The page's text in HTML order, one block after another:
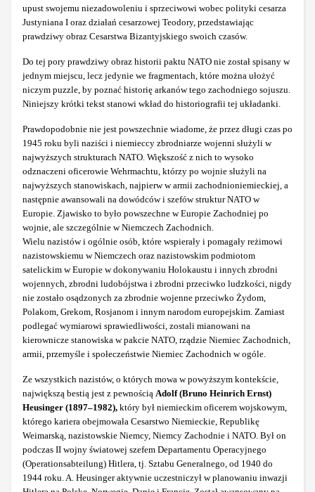
upust swojemu niezadowoleniu i sprzeciwowi wobec polityki cesarza
Justyniana I oraz działań cesarzowej Teodory, przedstawiając
prawdziwy obraz Cesarstwa Bizantyjskiego swoich czasów.
Do tej pory prawdziwy obraz historii paktu NATO nie został spisany w
jednym miejscu, lecz jedynie we fragmentach, które można ułożyć
niczym puzzle, by poznać historię arkanów tego zachodniego sojuszu.
Niniejszy krótki tekst stanowi wkład do historiografii tej układanki.
Prawdopodobnie nie jest powszechnie wiadome, że przez długi czas po
1945 roku byli naziści i niemieccy zbrodniarze wojenni służyli w
najwyższych strukturach NATO. Większość z nich to wysoko
odznaczeni oficerowie Wehrmachtu, którzy po wojnie służyli na
najwyższych stanowiskach, najpierw w armii zachodnioniemieckiej, a
następnie awansowali na dowódców i szefów struktur NATO w
Europie. Zjawisko to było powszechne w Europie Zachodniej po
wojnie, ale szczególnie w Niemczech Zachodnich.
Wielu nazistów i ogólnie osób, które wspierały i pomagały reżimowi
nazistowskiemu w Niemczech oraz nazistowskim podmiotom
satelickim w Europie w dokonywaniu Holokaustu i innych zbrodni
wojennych, zbrodni ludobójstwa i zbrodni przeciwko ludzkości, nigdy
nie zostało osądzonych za zbrodnie wojenne przeciwko Żydom,
Polakom, Grekom, Rosjanom i innym narodom europejskim. Zamiast
podlegać wymiarowi sprawiedliwości, zostali mianowani na
kierownicze stanowiska w pakcie NATO, rządzie Niemiec Zachodnich,
armii, przemyśle i społeczeństwie Niemiec Zachodnich w ogóle.
Ze wszystkich nazistów, o których mowa w powyższym kontekście,
największą bestią jest z pewnością Adolf (Bruno Heinrich Ernst)
Heusinger (1897‒1982), który był niemieckim oficerem wojskowym,
którego kariera obejmowała Cesarstwo Niemieckie, Republikę
Weimarską, nazistowskie Niemcy, Niemcy Zachodnie i NATO. Był on
podczas II wojny światowej szefem Departamentu Operacyjnego
(Operationsabteilung) Hitlera, tj. Sztabu Generalnego, od 1940 do
1944 roku. A. Heusinger aktywnie uczestniczył w planowaniu inwazji